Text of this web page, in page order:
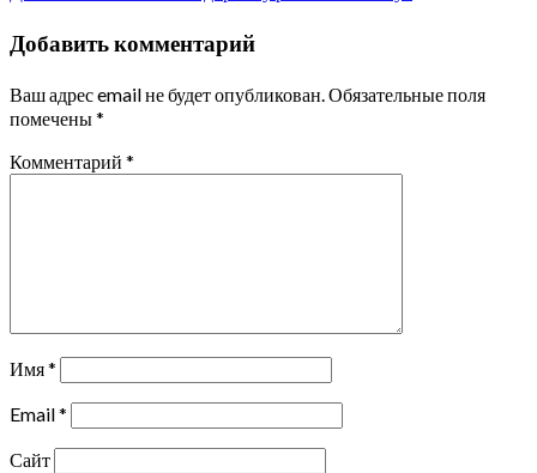
Добавить комментарий
Ваш адрес email не будет опубликован.Обязательные поля
помечены*
Комментарий *
Имя*
Email*
Сайт